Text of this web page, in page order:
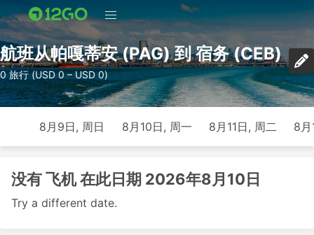
航班从帕嘎蒂安 (PAG) 到 宿务 (CEB)
0 旅行 (USD 0 – USD 0)
8月9日, 周日 8月10日, 周一 8月11日, 周二 8
没有 飞机 在此日期 2026年8月10日
Try a different date.